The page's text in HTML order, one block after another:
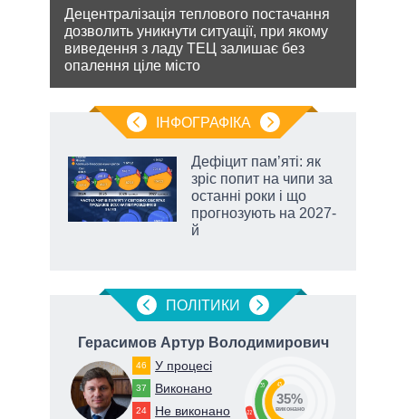
Децентралізація теплового постачання
дозволить уникнути ситуації, при якому
виведення з ладу ТЕЦ залишає без
опалення ціле місто
ІНФОГРАФІКА
Дефіцит пам’яті: як
зріс попит на чипи за
останні роки і що
прогнозують на 2027-
й
ПОЛIТИКИ
Герасимов Артур Володимирович
46 У процесі
37 Виконано
24 Не виконано 22
35 43
35%
виконано